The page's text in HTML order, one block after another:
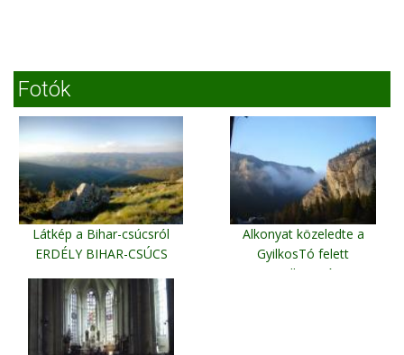
Fotók
Látkép a Bihar-csúcsról
ERDÉLY BIHAR-CSÚCS
Alkonyat közeledte a
GyilkosTó felett
Gyilkos Tó